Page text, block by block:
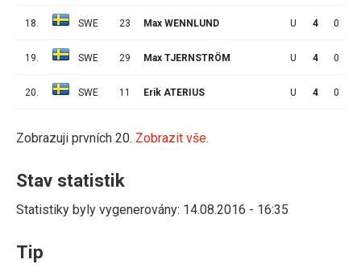
18. SWE 23 Max WENNLUND U 4 0
19. SWE 29 Max TJERNSTRÖM U 4 0
20. SWE 11 Erik ATERIUS U 4 0
Zobrazuji prvních 20. Zobrazit vše.
Stav statistik
Statistiky byly vygenerovány: 14.08.2016 - 16:35
Tip